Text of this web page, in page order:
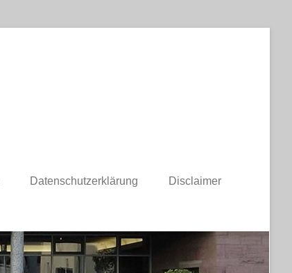
Datenschutzerklärung Disclaimer